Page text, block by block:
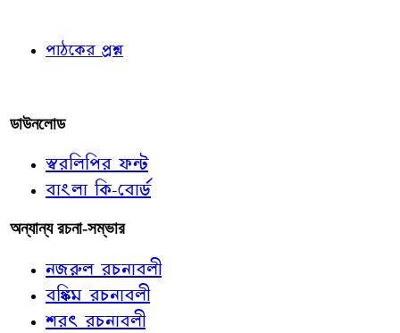
পাঠকের প্রশ্ন
ডাউনলোড
স্বরলিপির ফন্ট
বাংলা কি-বোর্ড
অন্যান্য রচনা-সম্ভার
নজরুল রচনাবলী
বঙ্কিম রচনাবলী
শরৎ রচনাবলী